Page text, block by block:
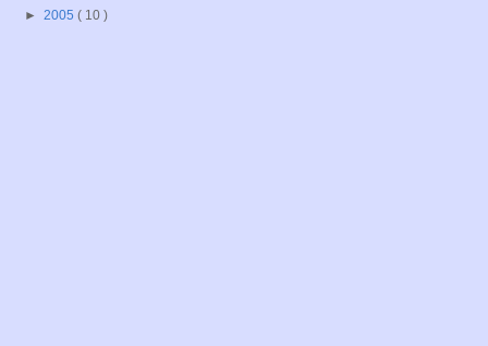
► 2005 ( 10 )